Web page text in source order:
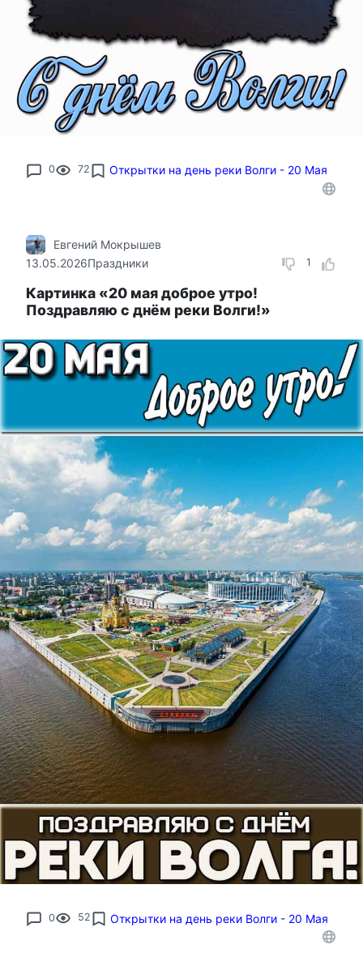
0 72 Открытки на день реки Волги - 20 Мая
1
Евгений Мокрышев
13.05.2026Праздники
Картинка «20 мая доброе утро!
Поздравляю с днём реки Волги!»
0 52 Открытки на день реки Волги - 20 Мая